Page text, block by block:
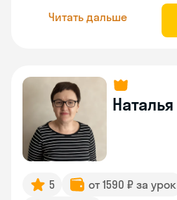
Читать дальше
Наталья
5 от 1590 ₽ за урок